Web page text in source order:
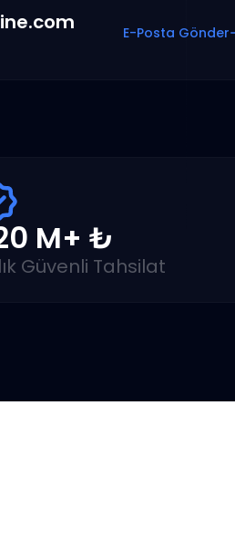
E-Posta Gönder
M+ ₺
Güvenli Tahsilat